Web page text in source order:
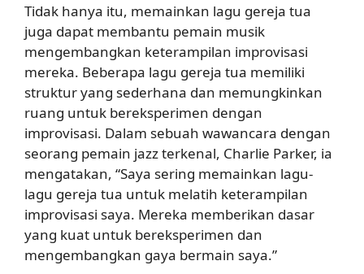
Tidak hanya itu, memainkan lagu gereja tua
juga dapat membantu pemain musik
mengembangkan keterampilan improvisasi
mereka. Beberapa lagu gereja tua memiliki
struktur yang sederhana dan memungkinkan
ruang untuk bereksperimen dengan
improvisasi. Dalam sebuah wawancara dengan
seorang pemain jazz terkenal, Charlie Parker, ia
mengatakan, “Saya sering memainkan lagu-
lagu gereja tua untuk melatih keterampilan
improvisasi saya. Mereka memberikan dasar
yang kuat untuk bereksperimen dan
mengembangkan gaya bermain saya.”